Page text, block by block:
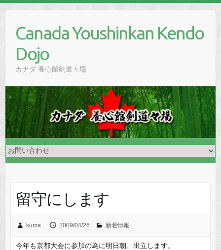
contentCanada Youshinkan Kendo
Dojo
カナダ 養心館剣道々場
留守にします
kuma 2009/04/26 新着情報
今年も京都大会に参加の為に明日朝、出立します。